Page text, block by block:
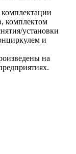
комплектом
установки
и
на